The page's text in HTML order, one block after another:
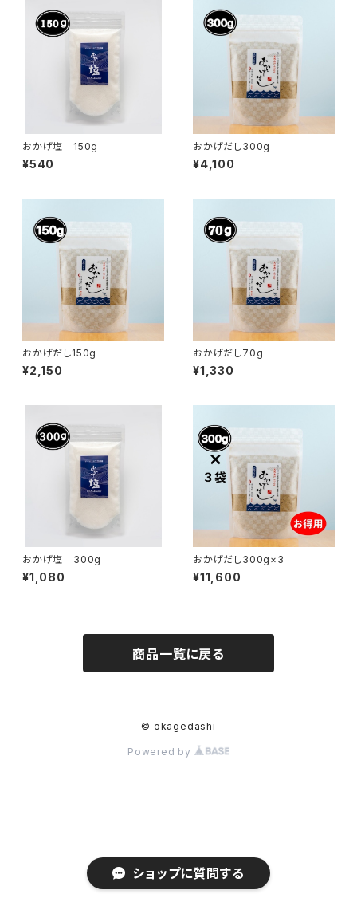
ショップに質問する
おかげ塩 150g
¥540
おかげだし300g
¥4,100
おかげだし150g
¥2,150
おかげだし70g
¥1,330
おかげ塩 300g
¥1,080
おかげだし300g×3
¥11,600
商品一覧に戻る
© okagedashi
Powered by